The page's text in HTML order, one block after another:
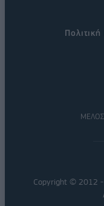
Copyright © 2012